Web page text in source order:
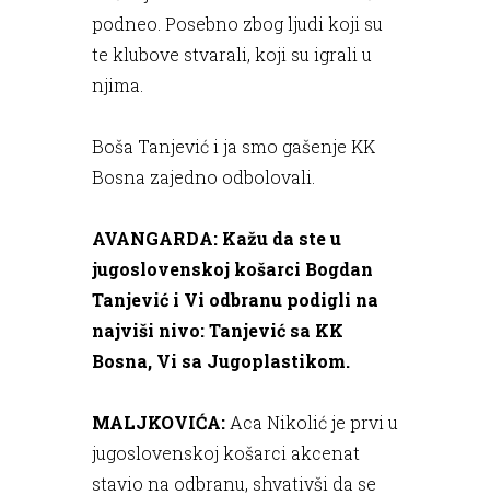
podneo. Posebno zbog ljudi koji su
te klubove stvarali, koji su igrali u
njima.
Boša Tanjević i ja smo gašenje KK
Bosna zajedno odbolovali.
AVANGARDA: Kažu da ste u
jugoslovenskoj košarci Bogdan
Tanjević i Vi odbranu podigli na
najviši nivo: Tanjević sa KK
Bosna, Vi sa Jugoplastikom.
MALJKOVIĆA: Aca Nikolić je prvi u
jugoslovenskoj košarci akcenat
stavio na odbranu, shvativši da se